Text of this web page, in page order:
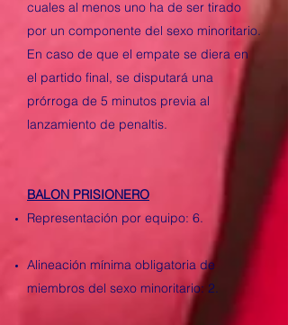
cuales al menos uno ha de ser tirado
por un componente del sexo minoritario.
En caso de que el empate se diera en
el partido final, se disputará una
prórroga de 5 minutos previa al
lanzamiento de penaltis.
BALON PRISIONERO
Representación por equipo: 6.
Alineación mínima obligatoria de
miembros del sexo minoritario: 2.